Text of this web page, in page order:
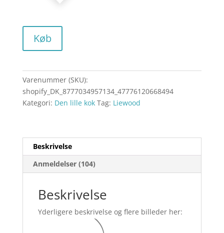
Køb
Varenummer (SKU):
shopify_DK_8777034957134_47776120668494
Kategori: Den lille kok Tag: Liewood
Beskrivelse
Anmeldelser (104)
Beskrivelse
Yderligere beskrivelse og flere billeder her: